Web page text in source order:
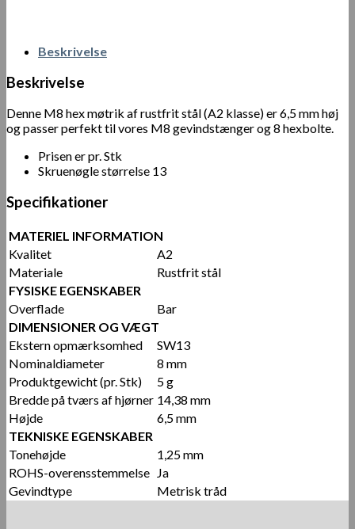
Beskrivelse
Beskrivelse
Denne M8 hex møtrik af rustfrit stål (A2 klasse) er 6,5 mm høj
og passer perfekt til vores M8 gevindstænger og 8 hexbolte.
Prisen er pr. Stk
Skruenøgle størrelse 13
Specifikationer
MATERIEL INFORMATION
Kvalitet
A2
Materiale
Rustfrit stål
FYSISKE EGENSKABER
Overflade
Bar
DIMENSIONER OG VÆGT
Ekstern opmærksomhed
SW13
Nominaldiameter
8 mm
Produktgewicht (pr. Stk)
5 g
Bredde på tværs af hjørner 14,38 mm
Højde
6,5 mm
TEKNISKE EGENSKABER
Tonehøjde
1,25 mm
ROHS-overensstemmelse
Ja
Gevindtype
Metrisk tråd